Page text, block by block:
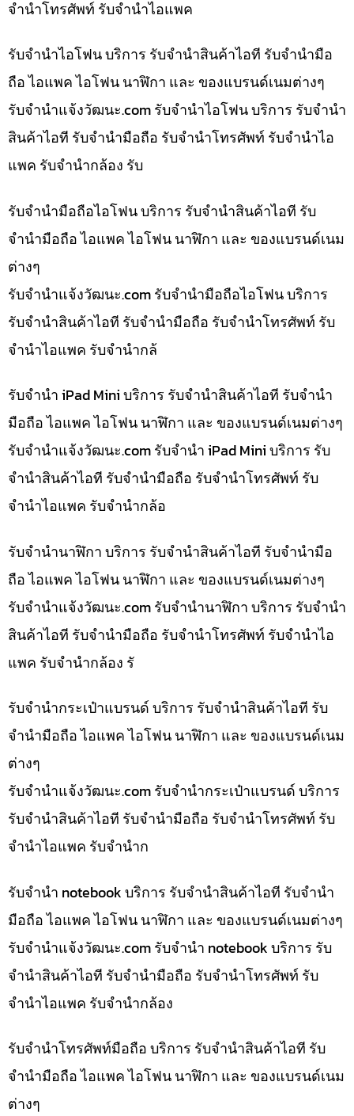
จำนำโทรศัพท์ รับจำนำไอแพค
รับจำนำไอโฟน บริการ รับจำนำสินค้าไอที รับจำนำมือ
ถือ ไอแพค ไอโฟน นาฬิกา และ ของแบรนด์เนมต่างๆ
รับจํานําแจ้งวัฒนะ.com รับจำนำไอโฟน บริการ รับจำนำ
สินค้าไอที รับจำนำมือถือ รับจำนำโทรศัพท์ รับจำนำไอ
แพค รับจำนำกล้อง รับ
รับจำนำมือถือไอโฟน บริการ รับจำนำสินค้าไอที รับ
จำนำมือถือ ไอแพค ไอโฟน นาฬิกา และ ของแบรนด์เนม
ต่างๆ
รับจํานําแจ้งวัฒนะ.com รับจำนำมือถือไอโฟน บริการ
รับจำนำสินค้าไอที รับจำนำมือถือ รับจำนำโทรศัพท์ รับ
จำนำไอแพค รับจำนำกล้
รับจำนำ iPad Mini บริการ รับจำนำสินค้าไอที รับจำนำ
มือถือ ไอแพค ไอโฟน นาฬิกา และ ของแบรนด์เนมต่างๆ
รับจํานําแจ้งวัฒนะ.com รับจำนำ iPad Mini บริการ รับ
จำนำสินค้าไอที รับจำนำมือถือ รับจำนำโทรศัพท์ รับ
จำนำไอแพค รับจำนำกล้อ
รับจำนำนาฬิกา บริการ รับจำนำสินค้าไอที รับจำนำมือ
ถือ ไอแพค ไอโฟน นาฬิกา และ ของแบรนด์เนมต่างๆ
รับจํานําแจ้งวัฒนะ.com รับจำนำนาฬิกา บริการ รับจำนำ
สินค้าไอที รับจำนำมือถือ รับจำนำโทรศัพท์ รับจำนำไอ
แพค รับจำนำกล้อง รั
รับจำนำกระเป๋าแบรนด์ บริการ รับจำนำสินค้าไอที รับ
จำนำมือถือ ไอแพค ไอโฟน นาฬิกา และ ของแบรนด์เนม
ต่างๆ
รับจํานําแจ้งวัฒนะ.com รับจำนำกระเป๋าแบรนด์ บริการ
รับจำนำสินค้าไอที รับจำนำมือถือ รับจำนำโทรศัพท์ รับ
จำนำไอแพค รับจำนำก
รับจำนำ notebook บริการ รับจำนำสินค้าไอที รับจำนำ
มือถือ ไอแพค ไอโฟน นาฬิกา และ ของแบรนด์เนมต่างๆ
รับจํานําแจ้งวัฒนะ.com รับจำนำ notebook บริการ รับ
จำนำสินค้าไอที รับจำนำมือถือ รับจำนำโทรศัพท์ รับ
จำนำไอแพค รับจำนำกล้อง
รับจำนำโทรศัพท์มือถือ บริการ รับจำนำสินค้าไอที รับ
จำนำมือถือ ไอแพค ไอโฟน นาฬิกา และ ของแบรนด์เนม
ต่างๆ